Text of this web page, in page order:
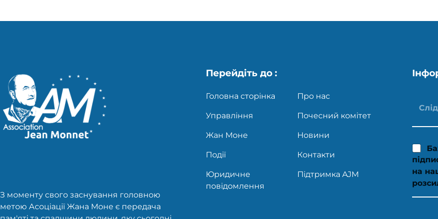
З моменту свого заснування головною
метою Асоціації Жана Моне є передача
Перейдіть до :
Головна сторінка Про нас
Управління Почесний комітет
Жан Моне Новини
Події Контакти
Юридичне
повідомлення
Підтримка AJM
на